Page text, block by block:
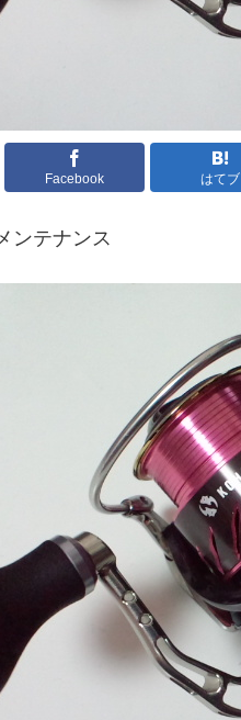
Facebook はてブ
ンテナンス